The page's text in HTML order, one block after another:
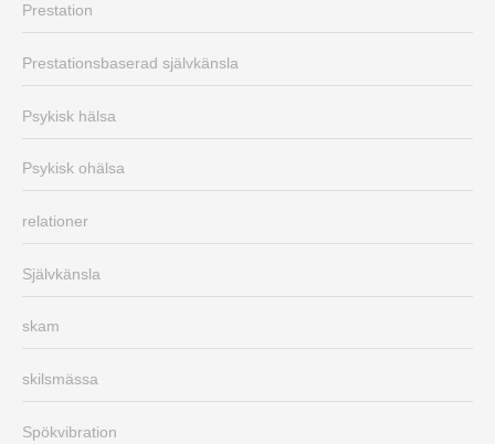
Prestation
Prestationsbaserad självkänsla
Psykisk hälsa
Psykisk ohälsa
relationer
Självkänsla
skam
skilsmässa
Spökvibration